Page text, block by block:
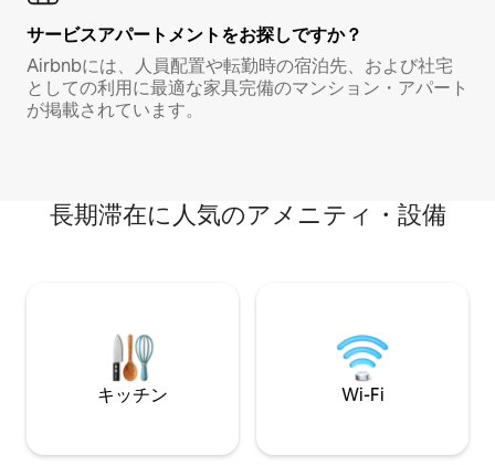
サービスアパートメントをお探しですか？
Airbnbには、人員配置や転勤時の宿泊先、および社宅
としての利用に最適な家具完備のマンション・アパート
が掲載されています。
長期滞在に人気のアメニティ・設備
キッチン Wi-Fi